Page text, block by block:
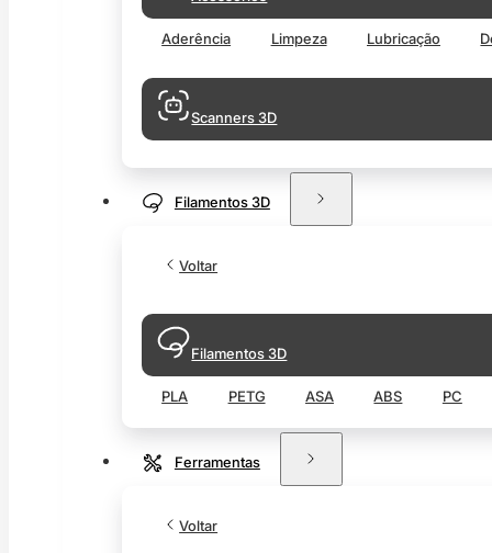
Aderência Limpeza Lubricação
Scanners 3D
Filamentos 3D
Voltar
Filamentos 3D
PLA PETG ASA ABS PC
Ferramentas
Voltar